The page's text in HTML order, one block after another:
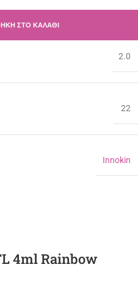
ΣΤΟ ΚΑΛΆΘΙ
2.0
22
Innokin
4ml Rainbow